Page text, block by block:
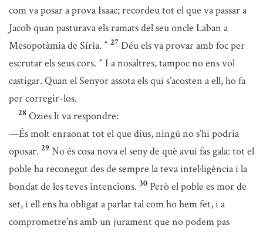
com va posar a prova Isaac; recordeu tot el que va passar a
Jacob quan pasturava els ramats del seu oncle Laban a
Mesopotàmia de Síria. * 27 Déu els va provar amb foc per
escrutar els seus cors. * I a nosaltres, tampoc no ens vol
castigar. Quan el Senyor assota els qui s’acosten a ell, ho fa
per corregir-los.
28 Ozies li va respondre:
—És molt enraonat tot el que dius, ningú no s’hi podria
oposar. 29 No és cosa nova el seny de què avui fas gala: tot el
poble ha reconegut des de sempre la teva intel·ligència i la
bondat de les teves intencions. 30 Però el poble es mor de
set, i ell ens ha obligat a parlar tal com ho hem fet, i a
comprometre’ns amb un jurament que no podem pas